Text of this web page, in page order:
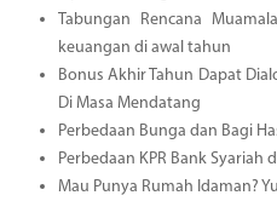
Tabungan Rencana
keuangan di awal tahun
Bonus Akhir Tahun Dapat
Di Masa Mendatang
Perbedaan Bunga dan Bagi
Perbedaan KPR Bank Syariah
Mau Punya Rumah Idaman?